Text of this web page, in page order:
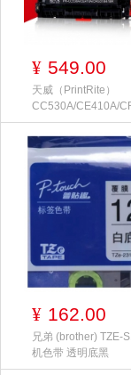
¥ 549.00
天威（PrintRite）
CC530A/CE410A/
¥ 162.00
兄弟 (brother) TZE-
机色带 透明底黑